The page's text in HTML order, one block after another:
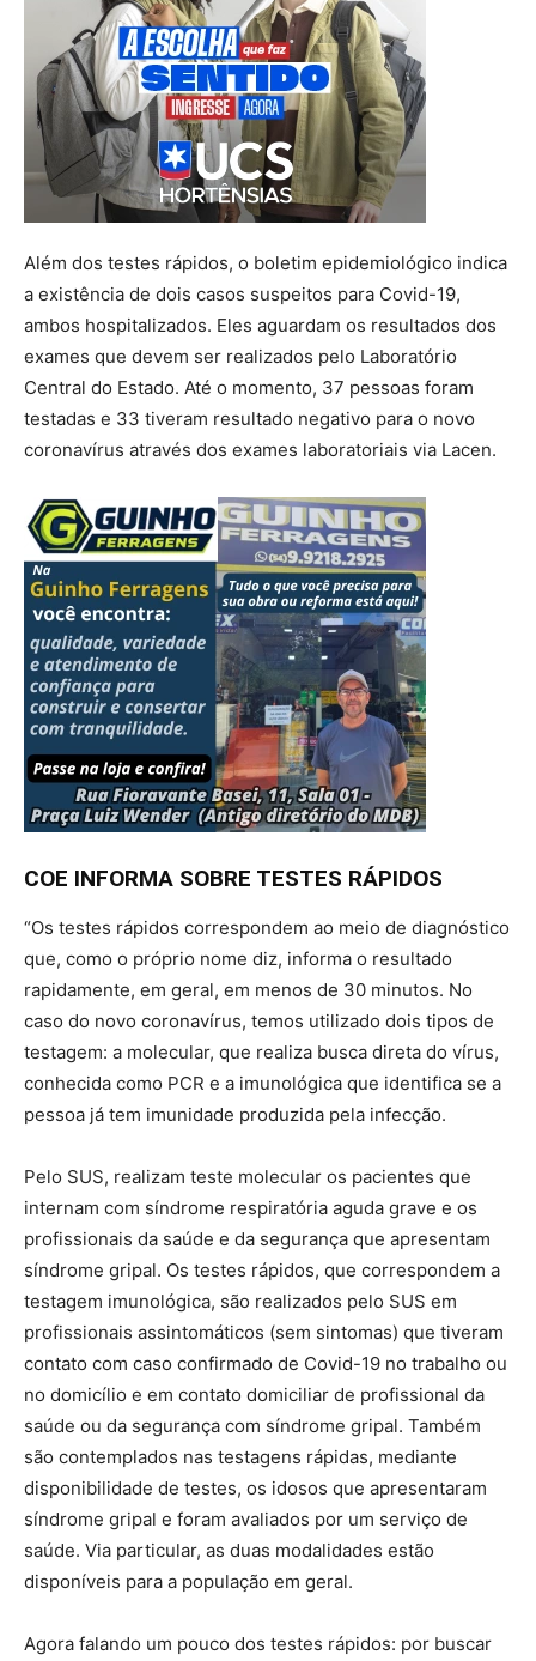
Além dos testes rápidos, o boletim epidemiológico indica
a existência de dois casos suspeitos para Covid-19,
ambos hospitalizados. Eles aguardam os resultados dos
exames que devem ser realizados pelo Laboratório
Central do Estado. Até o momento, 37 pessoas foram
testadas e 33 tiveram resultado negativo para o novo
coronavírus através dos exames laboratoriais via Lacen.
COE INFORMA SOBRE TESTES RÁPIDOS
“Os testes rápidos correspondem ao meio de diagnóstico
que, como o próprio nome diz, informa o resultado
rapidamente, em geral, em menos de 30 minutos. No
caso do novo coronavírus, temos utilizado dois tipos de
testagem: a molecular, que realiza busca direta do vírus,
conhecida como PCR e a imunológica que identifica se a
pessoa já tem imunidade produzida pela infecção.
Pelo SUS, realizam teste molecular os pacientes que
internam com síndrome respiratória aguda grave e os
profissionais da saúde e da segurança que apresentam
síndrome gripal. Os testes rápidos, que correspondem a
testagem imunológica, são realizados pelo SUS em
profissionais assintomáticos (sem sintomas) que tiveram
contato com caso confirmado de Covid-19 no trabalho ou
no domicílio e em contato domiciliar de profissional da
saúde ou da segurança com síndrome gripal. Também
são contemplados nas testagens rápidas, mediante
disponibilidade de testes, os idosos que apresentaram
síndrome gripal e foram avaliados por um serviço de
saúde. Via particular, as duas modalidades estão
disponíveis para a população em geral.
Agora falando um pouco dos testes rápidos: por buscar